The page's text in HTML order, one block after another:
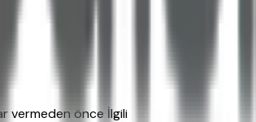
vermeden önce İlgili